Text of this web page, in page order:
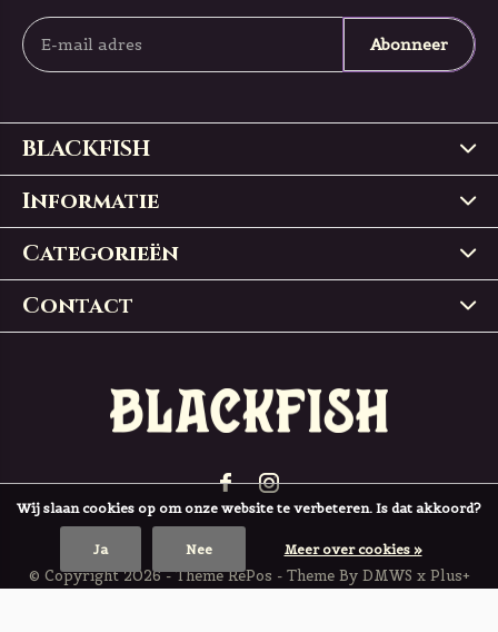
Abonneer
BLACKFISH
Informatie
Categorieën
Contact
© Copyright2026- Theme RePos - Theme By DMWS x Plus+
Wij slaan cookies op om onze website te verbeteren. Is dat akkoord?
Ja Nee Meer over cookies »